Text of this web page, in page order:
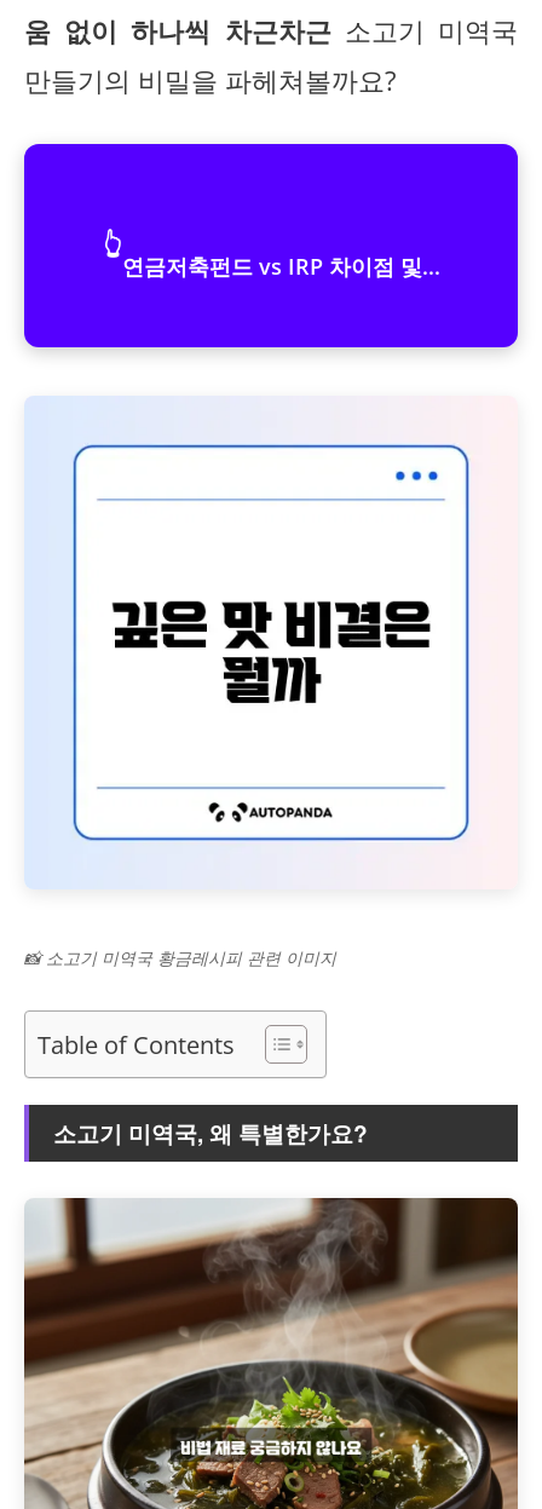
움 없이 하나씩 차근차근소고기 미역국
만들기의 비밀을 파헤쳐볼까요?
👆
연금저축펀드 vs IRP 차이점 및...
📸 소고기 미역국 황금레시피 관련 이미지
Table of Contents
소고기 미역국, 왜 특별한가요?